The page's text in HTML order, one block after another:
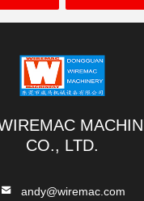
CO., LTD.
andy@wiremac.com